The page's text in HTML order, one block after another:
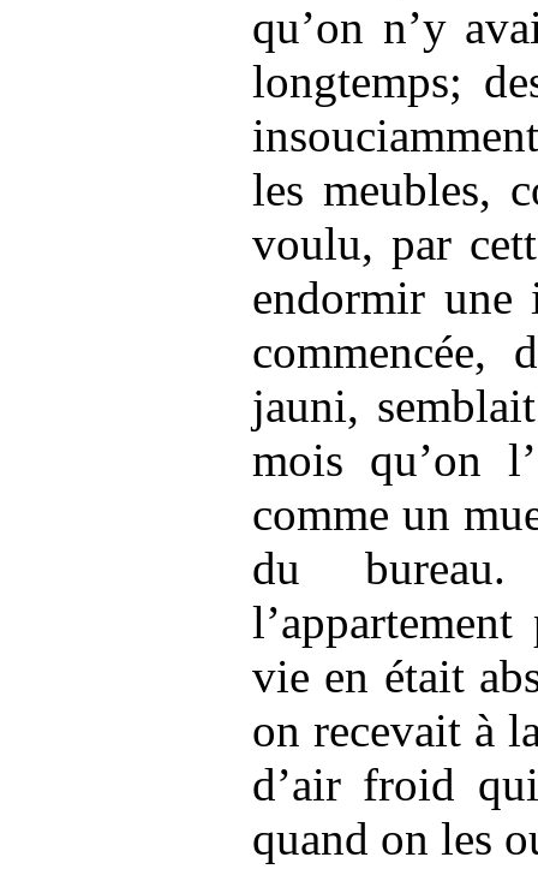
qu’on n’y
longtemps;
les meubles,
voulu, par
endormir une
commencée,
jauni,
mois qu’on
comme un
du bureau.
vie en était
on recevait à
d’air froid
quand on les